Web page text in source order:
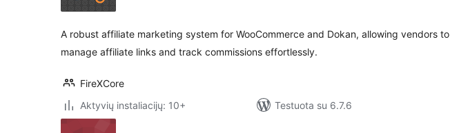
A robust affiliate marketing system for WooCommerce and Dokan, allowing vendors to
manage affiliate links and track commissions effortlessly.
FireXCore
Aktyvių instaliacijų: 10+
Testuota su 6.7.6